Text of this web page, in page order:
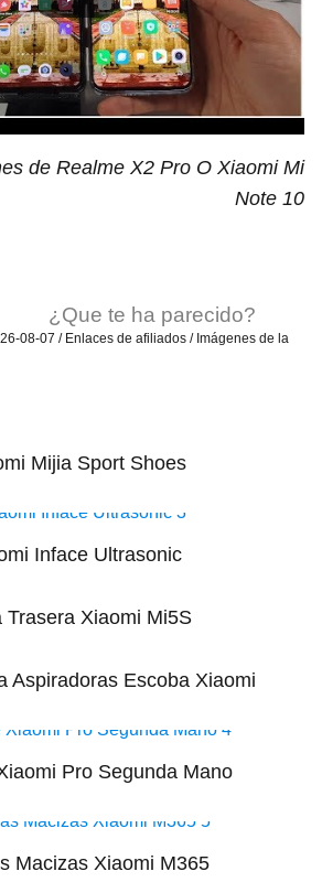
de Realme X2 Pro O Xiaomi Mi
Note 10
¿Que te ha parecido?
08-07 / Enlaces de afiliados / Imágenes de la
Mijia Sport Shoes
Inface Ultrasonic
Trasera Xiaomi Mi5S
Aspiradoras Escoba Xiaomi
Pro Segunda Mano
Macizas Xiaomi M365